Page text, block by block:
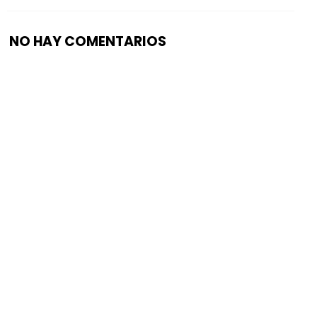
NO HAY COMENTARIOS